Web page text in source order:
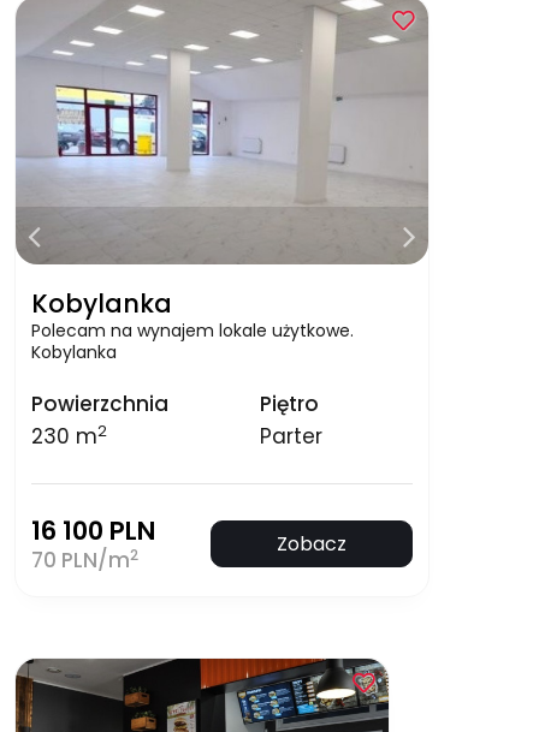
Kobylanka
Polecam na wynajem lokale użytkowe.
Kobylanka
Powierzchnia
230 m2
Piętro
Parter
16 100 PLN
70 PLN/m2 Zobacz